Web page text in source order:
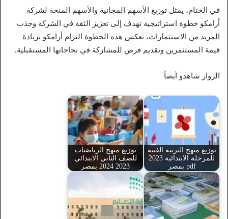
في الختام، يمثل توزيع الأسهم المجانية والأسهم المنحة لشركة
أرامكو خطوة استراتيجية تهدف إلى تعزيز الثقة في الشركة وجذب
المزيد من الاستثمارات، تعكس هذه الخطوة التزام أرامكو بزيادة
قيمة المستثمرين وتقديم فرص للمشاركة في نجاحاتها المستقبلية.
الزوار شاهدو أيضاً
توزيع منهج التربية الفنية
للمرحلة الابتدائية 2023
pdf بمصر
توزيع منهج الرياضيات
للصف الثاني الابتدائي
2023 2024 بمصر